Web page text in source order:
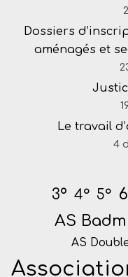
Dossiers
aménagés et
Le travail
4
3° 4° 5°
AS
AS